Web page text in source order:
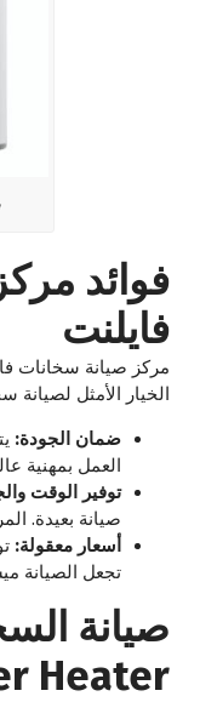
فوائد
فايلنت
مركز صيانة سخانات
الخيار الأمثل لصيانة
ضمان الجودة:
العمل بمهنية
توفير الوقت
صيانة بعيدة.
أسعار معقولة:
تجعل الصيانة
Heater